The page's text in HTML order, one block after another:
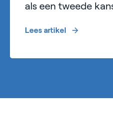
als een tweede
Lees artikel